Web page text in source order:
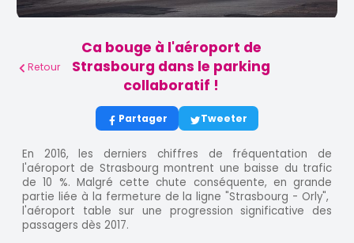
Retour
Ca bouge à l'aéroport de
Strasbourg dans le parking
collaboratif !
Partager Tweeter
En 2016, les derniers chiffres de fréquentation de
l'aéroport de Strasbourg montrent une baisse du trafic
de 10 %. Malgré cette chute conséquente, en grande
partie liée à la fermeture de la ligne "Strasbourg - Orly",
l'aéroport table sur une progression significative des
passagers dès 2017.